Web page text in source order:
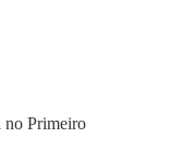
no Primeiro